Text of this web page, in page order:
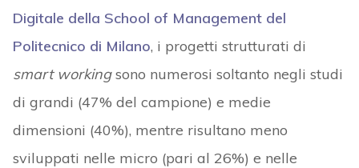
Digitale della School of Management del
Politecnico di Milano, i progetti strutturati di
smart workingsono numerosi soltanto negli studi
di grandi (47% del campione) e medie
dimensioni (40%), mentre risultano meno
sviluppati nelle micro (pari al 26%) e nelle